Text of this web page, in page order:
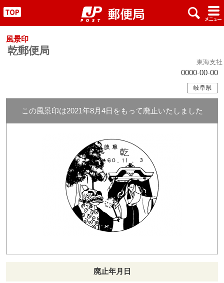
" x #
風景印
乾郵便局
東海支社
0000-00-00
岐阜県
この風景印は2021年8月4日をもって廃止いたしました
廃止年月日